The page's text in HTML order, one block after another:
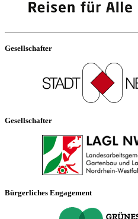
Gesellschafter
Gesellschafter
Bürgerliches Engagement